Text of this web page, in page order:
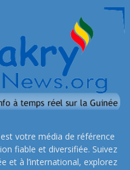
votre média de référence
fiable et diversifiée. Suivez
et à l’international, explorez